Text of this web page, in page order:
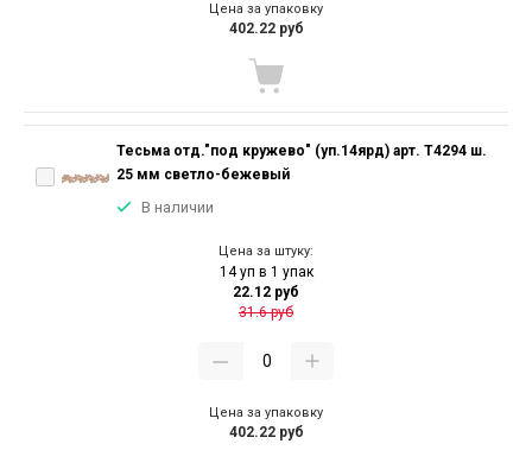
Цена за упаковку
402.22 руб
Тесьма отд."под кружево" (уп.14ярд) арт. T4294 ш.
25 мм светло-бежевый
В наличии
Цена за штуку:
14 уп в 1 упак
22.12 руб
31.6 руб
Цена за упаковку
402.22 руб